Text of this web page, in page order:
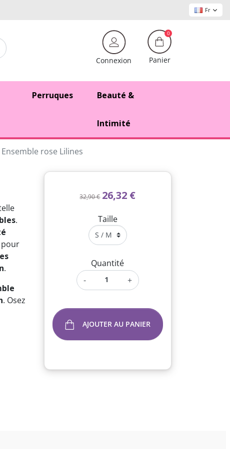
Fr
Connexion
0
Panier
Perruques Beauté &
Intimité
Ensemble rose Lilines
.
.
. Osez
32,90 € 26,32 €
Taille
Quantité
-
+
AJOUTER AU PANIER